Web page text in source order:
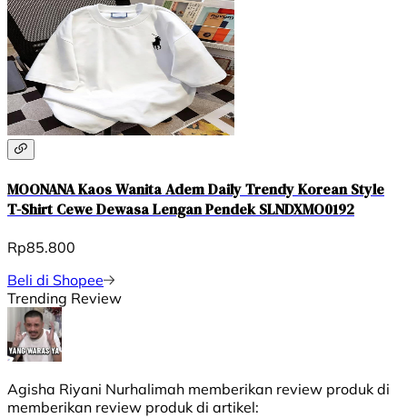
MOONANA Kaos Wanita Adem Daily Trendy Korean Style
T-Shirt Cewe Dewasa Lengan Pendek SLNDXMO0192
Rp85.800
Beli di Shopee
Trending Review
Agisha Riyani Nurhalimah memberikan review produk di
memberikan review produk di artikel: